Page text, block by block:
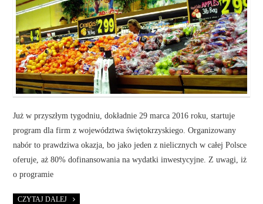
Już w przyszłym tygodniu, dokładnie 29 marca 2016 roku, startuje
program dla firm z województwa świętokrzyskiego. Organizowany
nabór to prawdziwa okazja, bo jako jeden z nielicznych w całej Polsce
oferuje, aż 80% dofinansowania na wydatki inwestycyjne. Z uwagi, iż
o programie
CZYTAJ DALEJ